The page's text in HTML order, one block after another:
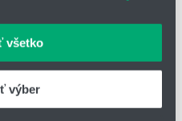
všetko
výber